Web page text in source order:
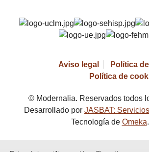
Aviso legal
Política
Política de
© Modernalia. Reservados todos
Desarrollado por JASBAT:
Tecnología de Omeka.